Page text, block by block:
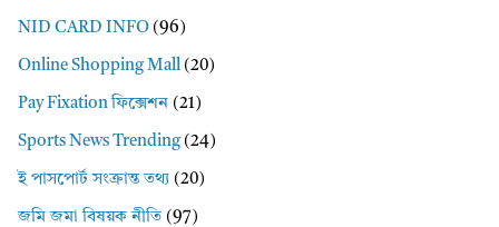
NID CARD INFO (96)
Online Shopping Mall (20)
Pay Fixation ফিক্সেশন (21)
Sports News Trending(24)
ই পাসপোর্ট সংক্রান্ত তথ্য (20)
জমি জমা বিষয়ক নীতি (97)